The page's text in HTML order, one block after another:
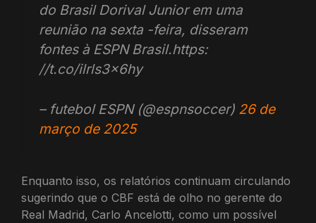
do Brasil Dorival Junior em uma
reunião na sexta -feira, disseram
fontes à ESPN Brasil.https:
//t.co/ilrls3x6hy
– futebol ESPN (@espnsoccer) 26 de
março de 2025
Enquanto isso, os relatórios continuam circulando
sugerindo que o CBF está de olho no gerente do
Real Madrid, Carlo Ancelotti, como um possível